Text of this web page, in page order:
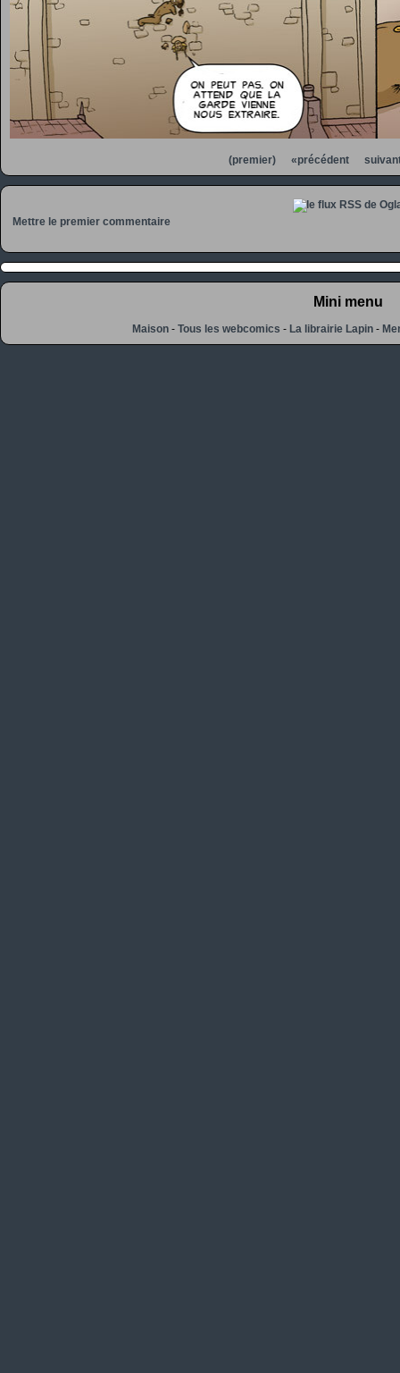
(premier) «précédent
Mettre le premier commentaire
Mini menu
Maison -Tous les webcomics -La librairie Lapin -